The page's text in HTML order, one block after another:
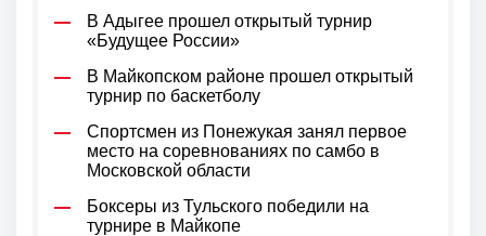
В Адыгее прошел открытый турнир
«Будущее России»
В Майкопском районе прошел открытый
турнир по баскетболу
Спортсмен из Понежукая занял первое
место на соревнованиях по самбо в
Московской области
Боксеры из Тульского победили на
турнире в Майкопе